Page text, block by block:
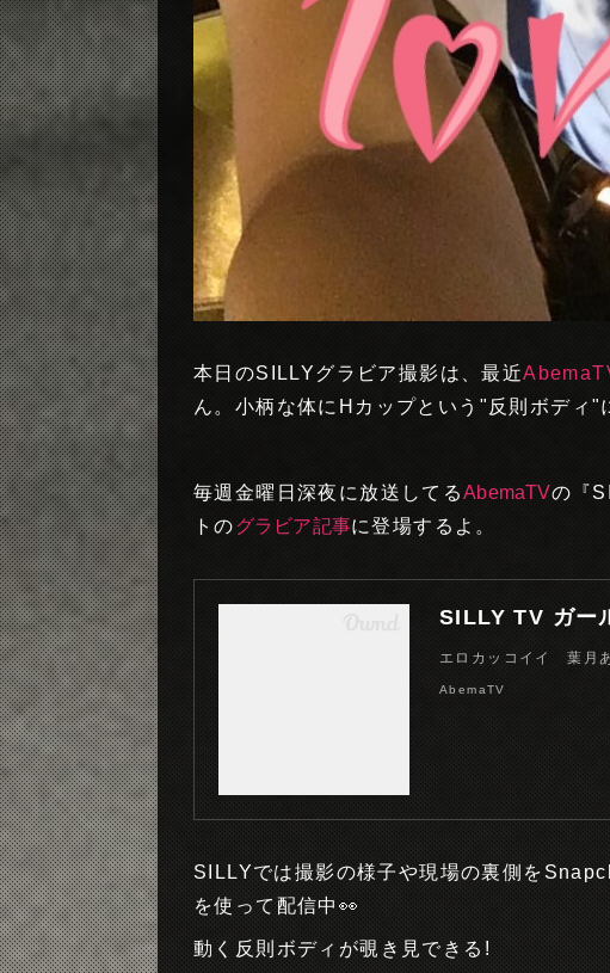
本日のSILLYグラビア撮影は、最近
ん。小柄な体にHカップという"反則ボディ"
毎週金曜日深夜に放送してるAbemaTVの『
トのグラビア記事に登場するよ。
SILLY TV ガー
エロカッコイイ 葉月
AbemaTV
SILLYでは撮影の様子や現場の裏側を
を使って配信中👀
動く反則ボディが覗き見できる!